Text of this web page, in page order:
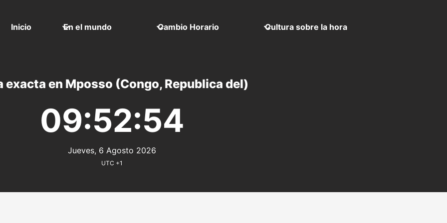
Inicio En el mundo Cambio Horario Cultura sobre la hora
exacta en Mposso (Congo, Republica del)
09:52:54
Jueves, 6 Agosto 2026
UTC +1